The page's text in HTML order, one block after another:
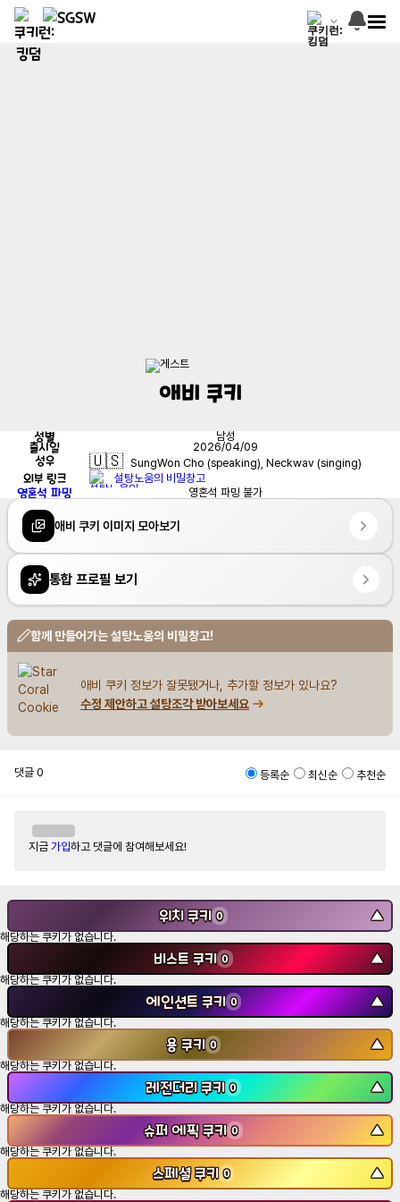
애비 쿠키
성별 남성
출시일 2026/04/09
성우 🇺🇸 SungWon Cho (speaking), Neckwav (singing)
외부 링크 설탕노움의 비밀창고
영혼석 파밍 영혼석 파밍 불가
애비 쿠키 이미지 모아보기
통합 프로필 보기
함께 만들어가는 설탕노움의 비밀창고!
애비 쿠키 정보가 잘못됐거나, 추가할 정보가 있나요?
수정 제안하고 설탕조각 받아보세요
댓글 0 등록순 최신순 추천순
지금 가입하고 댓글에 참여해보세요!
위치 쿠키 0 ▼
해당하는 쿠키가 없습니다.
비스트 쿠키 0 ▼
해당하는 쿠키가 없습니다.
에인션트 쿠키 0 ▼
해당하는 쿠키가 없습니다.
용 쿠키 0 ▼
해당하는 쿠키가 없습니다.
레전더리 쿠키 0 ▼
해당하는 쿠키가 없습니다.
슈퍼 에픽 쿠키 0 ▼
해당하는 쿠키가 없습니다.
스페셜 쿠키 0 ▼
해당하는 쿠키가 없습니다.